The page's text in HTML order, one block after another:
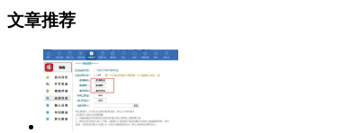
文章推荐